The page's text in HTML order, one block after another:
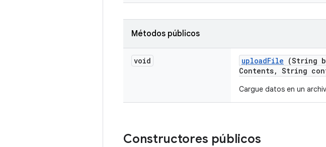
Métodos públicos
void uploadFile (String
Contents, String
Cargue datos en un
Constructores públicos